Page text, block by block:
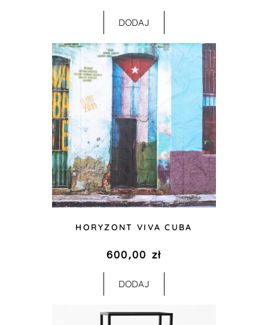
DODAJ
HORYZONT VIVA CUBA
600,00 zł
DODAJ